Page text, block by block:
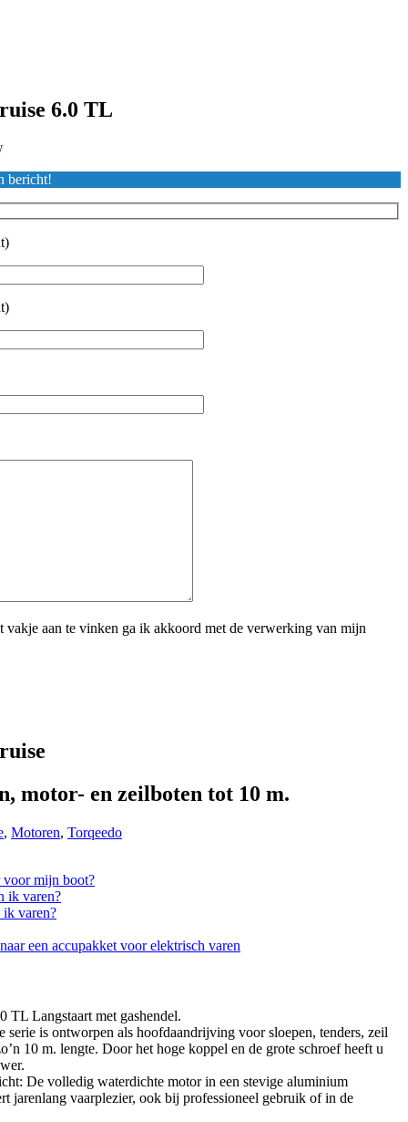
6.0 TL
bericht!
aan te vinken ga ik akkoord met de verwerking van mijn
motor- en zeilboten tot 10 m.
, Motoren, Torqeedo
voor mijn boot?
ik varen?
varen?
een accupakket voor elektrisch varen
TL Langstaart met gashendel.
serie is ontworpen als hoofdaandrijving voor sloepen, tenders, zeil
10 m. lengte. Door het hoge koppel en de grote schroef heeft u
De volledig waterdichte motor in een stevige aluminium
jarenlang vaarplezier, ook bij professioneel gebruik of in de